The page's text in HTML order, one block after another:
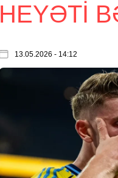
HEYƏTİ
13.05.2026 - 14:12